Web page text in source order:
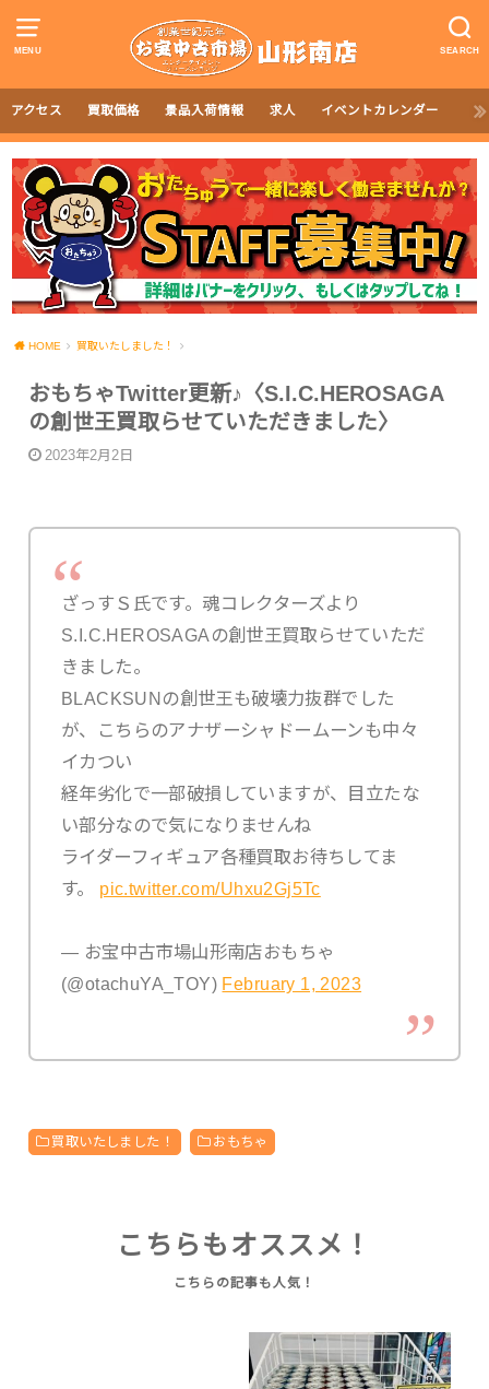
MENU SEARCH
アクセス 買取価格 景品入荷情報 求人 イベントカレンダー
HOME 買取いたしました！
おもちゃTwitter更新♪〈S.I.C.HEROSAGA
の創世王買取らせていただきました〉
2023年2月2日
ざっすＳ氏です。魂コレクターズより
S.I.C.HEROSAGAの創世王買取らせていただ
きました。
BLACKSUNの創世王も破壊力抜群でした
が、こちらのアナザーシャドームーンも中々
イカつい
経年劣化で一部破損していますが、目立たな
い部分なので気になりませんね
ライダーフィギュア各種買取お待ちしてま
す。 pic.twitter.com/Uhxu2Gj5Tc
— お宝中古市場山形南店おもちゃ
(@otachuYA_TOY) February 1, 2023
買取いたしました！ おもちゃ
こちらもオススメ！